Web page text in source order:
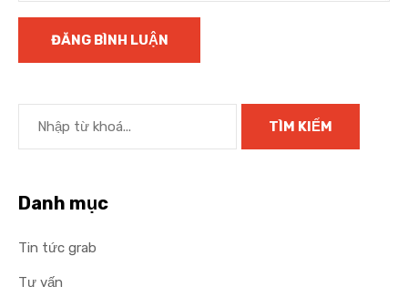
Danh mục
Tin tức grab
Tư vấn